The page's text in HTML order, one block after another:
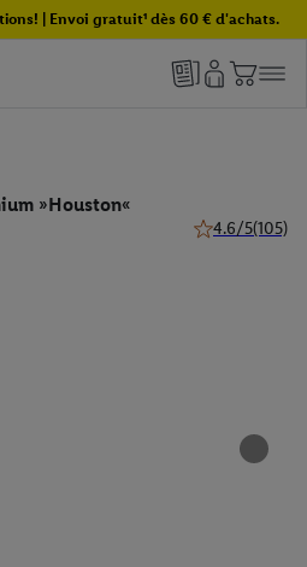
| Envoi gratuit¹ dès 60 € d'achats.
»Houston«
4.6/5(105)